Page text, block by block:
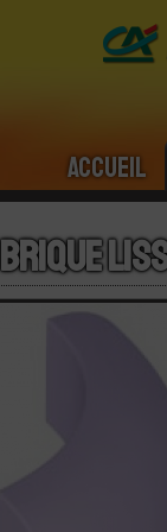
Accueil
Brique